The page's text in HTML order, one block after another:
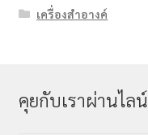
เครื่องสำอางค์
คุยกับเราผ่านไลน์